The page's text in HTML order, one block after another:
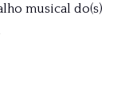
musical do(s)